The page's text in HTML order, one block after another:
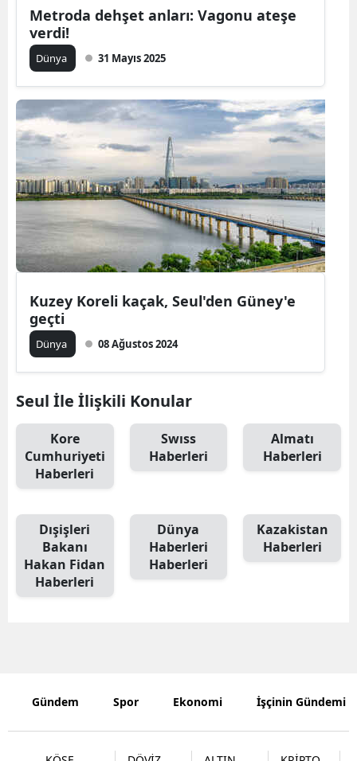
Manisa
Mardin
Muğla
Muş
Nevşehir
Niğde
Samsun
Siirt
Sivas
Tekirdağ
Van
Metroda dehşet anları: Vagonu ateşe
verdi!
Dünya 31 Mayıs 2025
Kuzey Koreli kaçak, Seul'den Güney'e
geçti
Dünya 08 Ağustos 2024
Seul İle İlişkili Konular
Kore
Cumhuriyeti
Haberleri
Swıss
Haberleri
Almatı
Haberleri
Dışişleri
Bakanı
Hakan Fidan
Haberleri
Dünya
Haberleri
Haberleri
Kazakistan
Haberleri
Gündem Spor Ekonomi İşçinin Gündemi